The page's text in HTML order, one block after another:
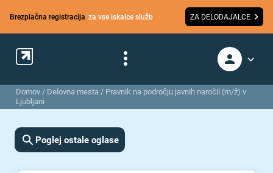
Brezplačna registracija za vse iskalce služb ZA DELODAJALCE
Domov / Delovna mesta / Pravnik na področju javnih naročil (m/ž) v
Ljubljani
Poglej ostale oglase